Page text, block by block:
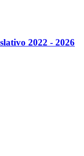
2022 - 2026